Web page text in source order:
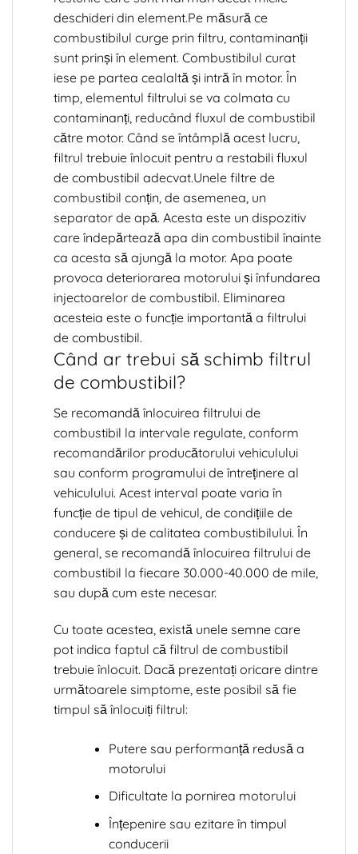
deschideri din element.Pe măsură ce
combustibilul curge prin filtru, contaminanții
sunt prinși în element. Combustibilul curat
iese pe partea cealaltă și intră în motor. În
timp, elementul filtrului se va colmata cu
contaminanți, reducând fluxul de combustibil
către motor. Când se întâmplă acest lucru,
filtrul trebuie înlocuit pentru a restabili fluxul
de combustibil adecvat.Unele filtre de
combustibil conțin, de asemenea, un
separator de apă. Acesta este un dispozitiv
care îndepărtează apa din combustibil înainte
ca acesta să ajungă la motor. Apa poate
provoca deteriorarea motorului și înfundarea
injectoarelor de combustibil. Eliminarea
acesteia este o funcție importantă a filtrului
de combustibil.
Când ar trebui să schimb filtrul
de combustibil?
Se recomandă înlocuirea filtrului de
combustibil la intervale regulate, conform
recomandărilor producătorului vehiculului
sau conform programului de întreținere al
vehiculului. Acest interval poate varia în
funcție de tipul de vehicul, de condițiile de
conducere și de calitatea combustibilului. În
general, se recomandă înlocuirea filtrului de
combustibil la fiecare 30.000-40.000 de mile,
sau după cum este necesar.
Cu toate acestea, există unele semne care
pot indica faptul că filtrul de combustibil
trebuie înlocuit. Dacă prezentați oricare dintre
următoarele simptome, este posibil să fie
timpul să înlocuiți filtrul:
Putere sau performanță redusă a
motorului
Dificultate la pornirea motorului
Înțepenire sau ezitare în timpul
conducerii